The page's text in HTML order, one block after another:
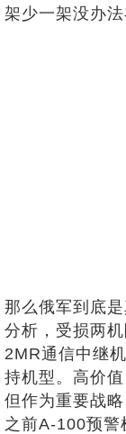
架少一架没办法
那么俄军到底
分析，受损两
2MR通信中继
持机型。高价
但作为重要战
之前A-100预